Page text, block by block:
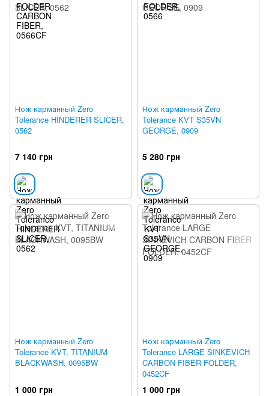
Нож карманный Zero
Tolerance HINDERER SLICER,
0562
7 140 грн
Нож карманный Zero
Tolerance KVT S35VN
GEORGE, 0909
5 280 грн
Нож карманный Zero
Tolerance KVT, TITANIUM
BLACKWASH, 0095BW
1 000 грн
Нож карманный Zero
Tolerance LARGE SINKEVICH
CARBON FIBER FOLDER,
0452CF
1 000 грн